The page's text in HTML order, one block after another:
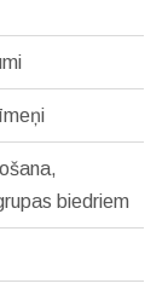
biedriem